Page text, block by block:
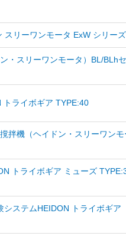
スリーワンモータ ExW シリーズ
・スリーワンモータ）BL/BLh
トライボギア TYPE:40
拌機（ヘイドン・スリーワンモ
トライボギア ミューズ
システムHEIDON トライボギア